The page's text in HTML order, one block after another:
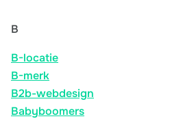
B
B-locatie
B-merk
B2b-webdesign
Babyboomers